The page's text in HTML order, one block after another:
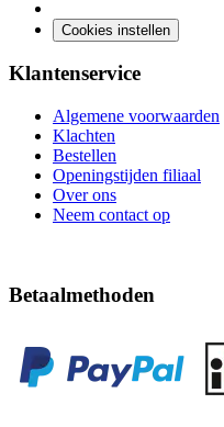
Cookies instellen
Klantenservice
Algemene voorwaarden
Klachten
Bestellen
Openingstijden filiaal
Over ons
Neem contact op
Betaalmethoden